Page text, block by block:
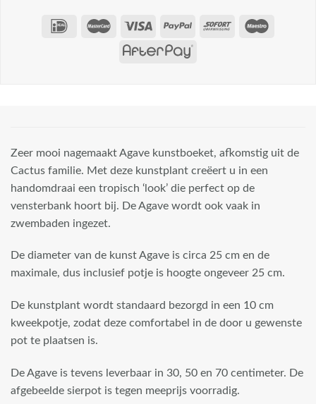
Zeer mooi nagemaakt Agave kunstboeket, afkomstig uit de
Cactus familie. Met deze kunstplant creëert u in een
handomdraai een tropisch ‘look’ die perfect op de
vensterbank hoort bij. De Agave wordt ook vaak in
zwembaden ingezet.
De diameter van de kunst Agave is circa 25 cm en de
maximale, dus inclusief potje is hoogte ongeveer 25 cm.
De kunstplant wordt standaard bezorgd in een 10 cm
kweekpotje, zodat deze comfortabel in de door u gewenste
pot te plaatsen is.
De Agave is tevens leverbaar in 30, 50 en 70 centimeter. De
afgebeelde sierpot is tegen meeprijs voorradig.